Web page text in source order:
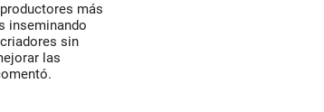
más
inseminando
sin
las